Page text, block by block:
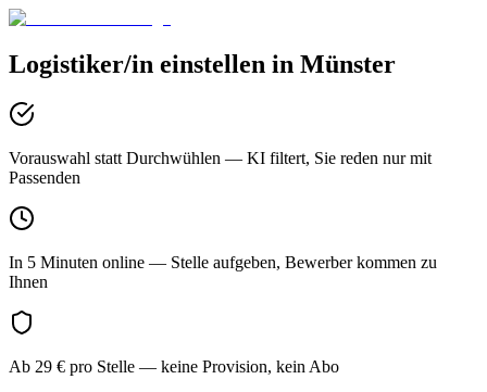
Logistiker/in einstellen in Münster
Vorauswahl statt Durchwühlen — KI filtert, Sie reden nur mit
Passenden
In 5 Minuten online — Stelle aufgeben, Bewerber kommen zu
Ihnen
Ab 29 € pro Stelle — keine Provision, kein Abo